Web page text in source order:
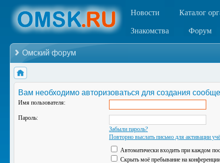
Новости Каталог
Знакомства Форум
Омский форум
Вам необходимо авторизоваться для создания
Имя пользователя:
Пароль:
Забыли пароль?
Повторно выслать письмо для активации
Автоматически входить при каждом
Скрыть моё пребывание на